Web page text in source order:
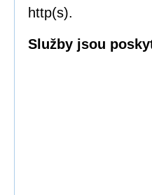
http(s).
Služby jsou